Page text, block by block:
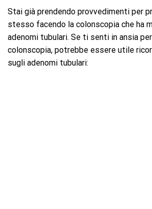
Stai già prendendo provvedimenti per
stesso facendo la colonscopia che ha
adenomi tubulari. Se ti senti in ansia
colonscopia, potrebbe essere utile
sugli adenomi tubulari: